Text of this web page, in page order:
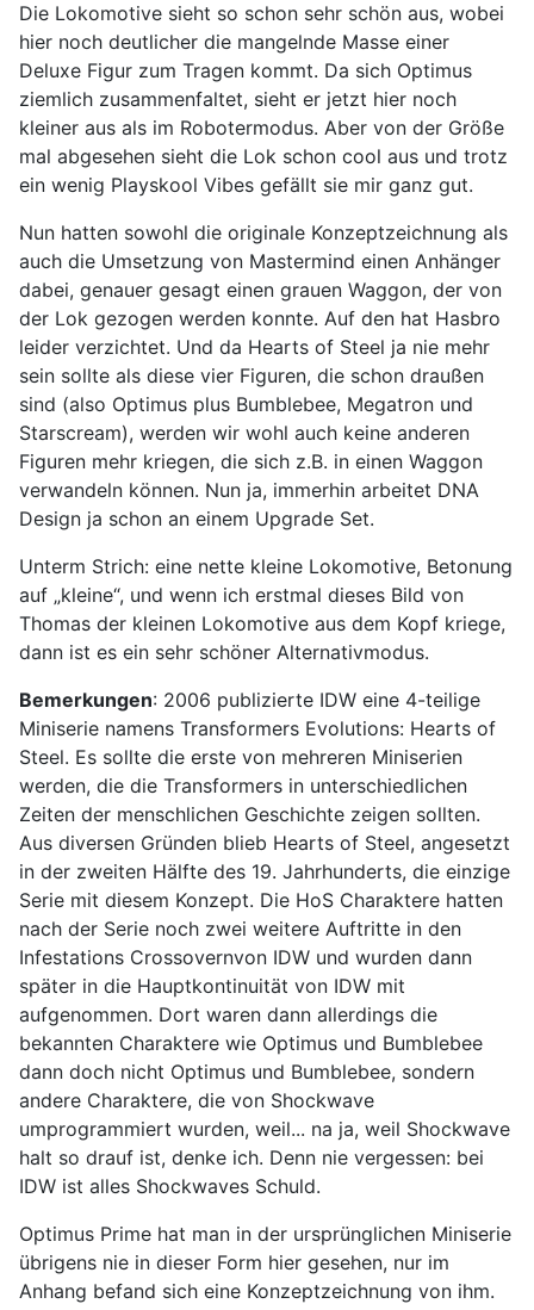
Die Lokomotive sieht so schon sehr schön aus, wobei
hier noch deutlicher die mangelnde Masse einer
Deluxe Figur zum Tragen kommt. Da sich Optimus
ziemlich zusammenfaltet, sieht er jetzt hier noch
kleiner aus als im Robotermodus. Aber von der Größe
mal abgesehen sieht die Lok schon cool aus und trotz
ein wenig Playskool Vibes gefällt sie mir ganz gut.
Nun hatten sowohl die originale Konzeptzeichnung als
auch die Umsetzung von Mastermind einen Anhänger
dabei, genauer gesagt einen grauen Waggon, der von
der Lok gezogen werden konnte. Auf den hat Hasbro
leider verzichtet. Und da Hearts of Steel ja nie mehr
sein sollte als diese vier Figuren, die schon draußen
sind (also Optimus plus Bumblebee, Megatron und
Starscream), werden wir wohl auch keine anderen
Figuren mehr kriegen, die sich z.B. in einen Waggon
verwandeln können. Nun ja, immerhin arbeitet DNA
Design ja schon an einem Upgrade Set.
Unterm Strich: eine nette kleine Lokomotive, Betonung
auf „kleine“, und wenn ich erstmal dieses Bild von
Thomas der kleinen Lokomotive aus dem Kopf kriege,
dann ist es ein sehr schöner Alternativmodus.
Bemerkungen: 2006 publizierte IDW eine 4-teilige
Miniserie namens Transformers Evolutions: Hearts of
Steel. Es sollte die erste von mehreren Miniserien
werden, die die Transformers in unterschiedlichen
Zeiten der menschlichen Geschichte zeigen sollten.
Aus diversen Gründen blieb Hearts of Steel, angesetzt
in der zweiten Hälfte des 19. Jahrhunderts, die einzige
Serie mit diesem Konzept. Die HoS Charaktere hatten
nach der Serie noch zwei weitere Auftritte in den
Infestations Crossovernvon IDW und wurden dann
später in die Hauptkontinuität von IDW mit
aufgenommen. Dort waren dann allerdings die
bekannten Charaktere wie Optimus und Bumblebee
dann doch nicht Optimus und Bumblebee, sondern
andere Charaktere, die von Shockwave
umprogrammiert wurden, weil... na ja, weil Shockwave
halt so drauf ist, denke ich. Denn nie vergessen: bei
IDW ist alles Shockwaves Schuld.
Optimus Prime hat man in der ursprünglichen Miniserie
übrigens nie in dieser Form hier gesehen, nur im
Anhang befand sich eine Konzeptzeichnung von ihm.